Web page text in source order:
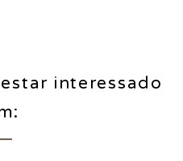
interessado